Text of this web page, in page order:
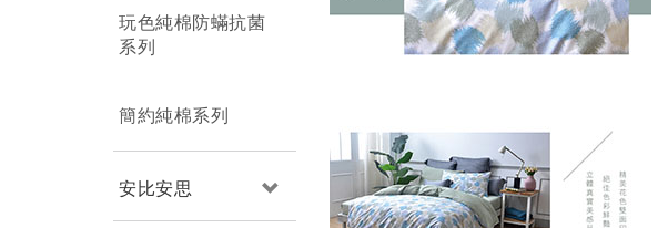
玩色純棉防蟎抗菌
系列
簡約純棉系列
安比安思